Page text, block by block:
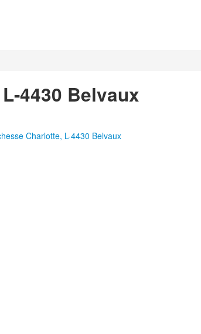
4430 Belvaux
Charlotte, L-4430 Belvaux